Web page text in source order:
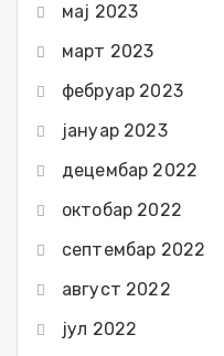
мај 2023
март 2023
фебруар 2023
јануар 2023
децембар 2022
октобар 2022
септембар 2022
август 2022
јул 2022